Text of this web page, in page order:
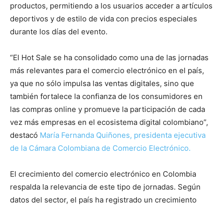
productos, permitiendo a los usuarios acceder a artículos
deportivos y de estilo de vida con precios especiales
durante los días del evento.
“El Hot Sale se ha consolidado como una de las jornadas
más relevantes para el comercio electrónico en el país,
ya que no sólo impulsa las ventas digitales, sino que
también fortalece la confianza de los consumidores en
las compras online y promueve la participación de cada
vez más empresas en el ecosistema digital colombiano”,
destacó María Fernanda Quiñones, presidenta ejecutiva
de la Cámara Colombiana de Comercio Electrónico.
El crecimiento del comercio electrónico en Colombia
respalda la relevancia de este tipo de jornadas. Según
datos del sector, el país ha registrado un crecimiento